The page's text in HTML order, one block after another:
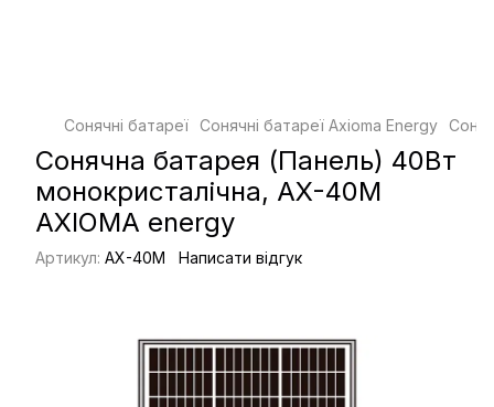
Сонячні батареї Сонячні батареї Axioma Energy
Сонячна батарея (Панель) 40Вт
монокристалічна, AX-40М
AXIOMA energy
Артикул: AX-40М Написати відгук